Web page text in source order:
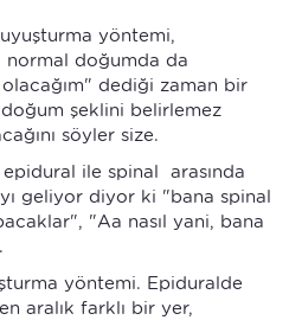
yöntemi,
normal doğumda da
dediği zaman bir
şeklini belirlemez
söyler size.
epidural ile spinal arasında
geliyor diyor ki "bana spinal
"Aa nasıl yani, bana
yöntemi. Epiduralde
aralık farklı bir yer,